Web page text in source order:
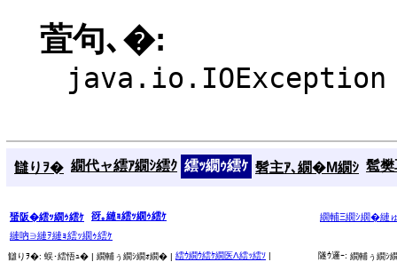
萓句､�:
java.io.IOException
讎りｦ� 繝代ャ繧ｱ繝ｼ繧ｸ 繧ｯ繝ｩ繧ｹ 髫主ｱ､繝�Μ繝ｼ 髱
蜑阪�繧ｯ繝ｩ繧ｹ 谺｡縺ｮ繧ｯ繝ｩ繧ｹ
繝輔Ξ繝ｼ繝�縺
縺吶∋縺ｦ縺ｮ繧ｯ繝ｩ繧ｹ
讎りｦ�: 蜈･繧悟ｭ� | 繝輔ぅ繝ｼ繝ｫ繝� | 繧ｳ繝ｳ繧ｹ繝医Λ繧ｯ繧ｿ |
隧ｳ邏ｰ: 繝輔ぅ繝ｼ